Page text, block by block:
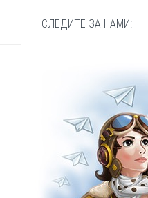
СЛЕДИТЕ ЗА НАМИ: